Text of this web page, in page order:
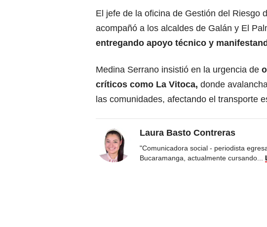
El jefe de la oficina de Gestión del Riesgo
acompañó a los alcaldes de Galán y El
entregando apoyo técnico y
Medina Serrano insistió en la urgencia de
críticos como La Vitoca, donde
las comunidades, afectando el transporte
Laura Basto Contreras
"Comunicadora social - periodista
Bucaramanga, actualmente cursando